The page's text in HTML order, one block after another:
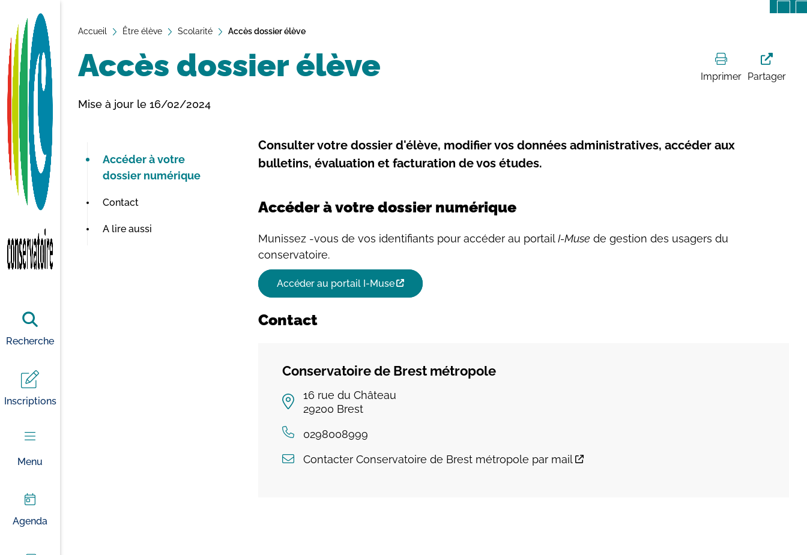
ll
r
u
Recherche
Inscriptions
Menu
Agenda
Accueil Être élève Scolarité Accès dossier élève
Accès dossier élève Imprimer Partager
Mise à jour le 16/02/2024
Accéder à votre
dossier numérique
Contact
A lire aussi
Consulter votre dossier d'élève, modifier vos données administratives, accéder aux
bulletins, évaluation et facturation de vos études.
Accéder à votre dossier numérique
Munissez -vous de vos identifiants pour accéder au portailI-Muse de gestion des usagers du
conservatoire.
Accéder au portail I-Muse
Contact
Conservatoire de Brest métropole
16 rue du Château
29200 Brest
0298008999
Contacter Conservatoire de Brest métropole par mail